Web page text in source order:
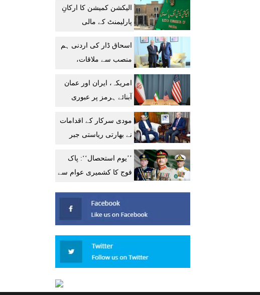
پڑے گا: ڈونلڈ ٹرمپ
الیکشن کمیشن کا ارکانِ
پارلیمنٹ کے مالی
بین کا فیصلہ
اسحاق ڈار کی اردنی ہم
منصب سے ملاقات،
پیشرفت کا خیرمقدم
امریکہ، ایران اور عمان
آبنائے ہرمز پر عبوری
اعلان متوقع
مودی سرکار کے اقدامات
نے بھارتی ریاستی جبر
وزیراعظم
’’یوم استحصال‘‘: پاک
فوج کا کشمیری عوام سے
عزم کا اعادہ